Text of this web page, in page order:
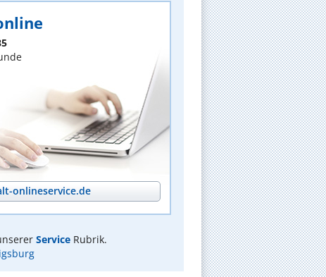
onlineservice.de
ServiceRubrik.